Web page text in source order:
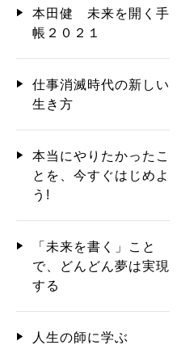
本田健 未来を開く手
帳２０２１
仕事消滅時代の新しい
生き方
本当にやりたかったこ
とを、今すぐはじめよ
う!
「未来を書く」こと
で、どんどん夢は実現
する
人生の師に学ぶ